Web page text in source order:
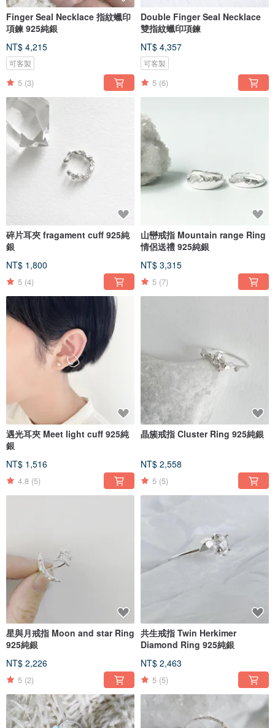
Finger Seal Necklace 指紋蠟印
項鍊 925純銀
NT$ 4,215
可客製
5 (3)
Double Finger Seal Necklace
雙指紋蠟印項鍊
NT$ 4,357
可客製
5 (6)
碎片耳夾 fragament cuff 925純
銀
NT$ 1,800
5 (4)
山巒戒指 Mountain range Ring
情侶送禮 925純銀
NT$ 3,315
5 (7)
遇光耳夾 Meet light cuff 925純
銀
NT$ 1,516
4.8 (5)
晶簇戒指 Cluster Ring 925純銀
NT$ 2,558
5 (5)
星與月戒指 Moon and star Ring
925純銀
NT$ 2,226
5 (2)
共生戒指 Twin Herkimer
Diamond Ring 925純銀
NT$ 2,463
5 (5)